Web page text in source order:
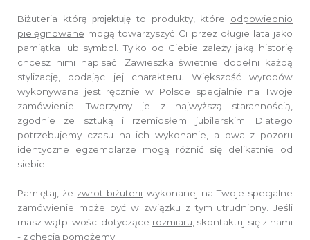
Biżuteria którą projektuję to produkty, które odpowiednio
pielęgnowane mogą towarzyszyć Ci przez długie lata jako
pamiątka lub symbol.Tylko od Ciebie zależy jaką historię
chcesz nimi napisać. Zawieszka świetnie dopełni każdą
stylizację, dodając jej charakteru. Większość wyrobów
wykonywana jest ręcznie w Polsce specjalnie na Twoje
zamówienie.Tworzymy je z najwyższą starannością,
zgodnie ze sztuką i rzemiosłem jubilerskim. Dlatego
potrzebujemy czasu na ich wykonanie, a dwa z pozoru
identyczne egzemplarze mogą różnić się delikatnie od
siebie.
Pamiętaj, że zwrot biżuterii wykonanej na Twoje specjalne
zamówienie może być w związku z tym utrudniony. Jeśli
masz wątpliwości dotyczące rozmiaru skontaktuj się z nami
- z chęcią pomożemy.